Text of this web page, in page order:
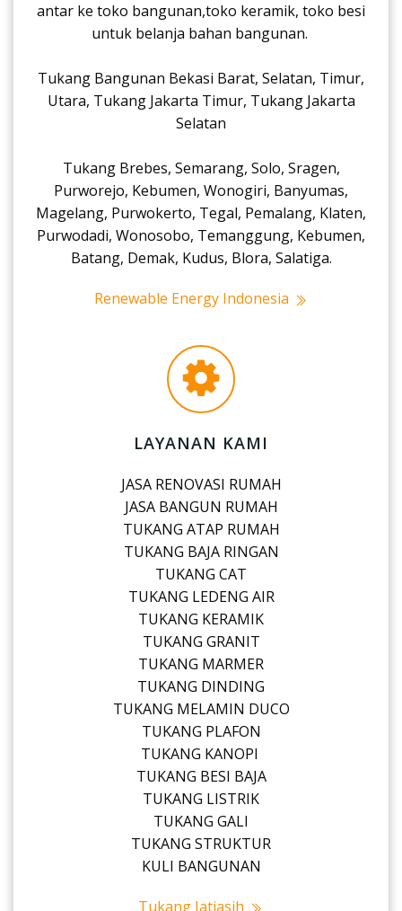
antar ke toko bangunan,toko keramik, toko besi
untuk belanja bahan bangunan.
Tukang Bangunan Bekasi Barat, Selatan, Timur,
Utara, Tukang Jakarta Timur, Tukang Jakarta
Selatan
Tukang Brebes, Semarang, Solo, Sragen,
Purworejo, Kebumen, Wonogiri, Banyumas,
Magelang, Purwokerto, Tegal, Pemalang, Klaten,
Purwodadi, Wonosobo, Temanggung, Kebumen,
Batang, Demak, Kudus, Blora, Salatiga.
Renewable Energy Indonesia
LAYANAN KAMI
JASA RENOVASI RUMAH
JASA BANGUN RUMAH
TUKANG ATAP RUMAH
TUKANG BAJA RINGAN
TUKANG CAT
TUKANG LEDENG AIR
TUKANG KERAMIK
TUKANG GRANIT
TUKANG MARMER
TUKANG DINDING
TUKANG MELAMIN DUCO
TUKANG PLAFON
TUKANG KANOPI
TUKANG BESI BAJA
TUKANG LISTRIK
TUKANG GALI
TUKANG STRUKTUR
KULI BANGUNAN
Tukang Jatiasih